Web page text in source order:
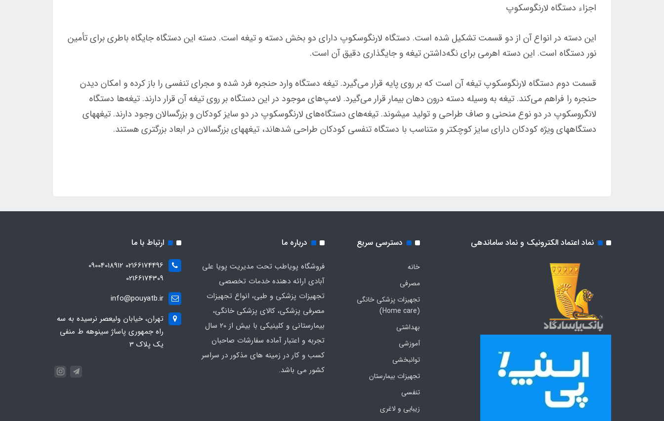
اجزاء دستگاه لارنگوسکوپ
این دسته در انواع آن از دو قسمت تشکیل شده است. دستگاه لارنگوسکوپ دارای دو بخش دسته و تیغه است. دسته این دستگاه جایگاه باطری برای تأمین
نور دستگاه است. این دسته اهرمی برای نگه‌داشتن تیغه و جایگذاری دقیق آن است.
قسمت دوم دستگاه لارنگوسکوپ تیغه آن است که بر روی پایه قرار می‌گیرد. تیغه دستگاه وارد حنجره فرد شده و مجرای تنفسی را باز کرده و امکان دیدن
حنجره را فراهم می‌کند. تیغه به وسیله دسته درون دهان بیمار قرار می‌گیرد. لامپ‌های موجود در این دستگاه بر روی تیغه آن قرار دارند. تیغه‌ها دستگاه
لانگروسکوپ در دو نوع منحنی و صاف طراحی و تولید می­شوند. تیغه‌های دستگاه‌های لارنگوسکوپ در دو سایز کودکان و بزرگسالان وجود دارند. تیغه­های
دستگاه­های ویژه کودکان دارای سایز کوچکتر و متناسب با دستگاه تنفسی کودکان طراحی شده­اند، تیغه­های بزرگسالان در ابعاد بزرگتری هستند.
نماد اعتماد الکترونیک و نماد ساماندهی دسترسی سریع
خانه
مصرفی
تجهیزات پزشکی خانگی
(Home care)
بهداشتی
آموزشی
توانبخشی
تجهیزات بیمارستان
تنفسی
زیبایی و لاغری
درباره ما
فروشگاه پویاطب تحت مدیریت پویا علی
آبادی ارائه دهنده خدمات تخصصی
تجهیزات پزشکی و طبی، انواع تجهیزات
مصرفی پزشکی، کالای پزشکی خانگی،
بیمارستانی و کلینیکی با بیش از 20 سال
تجربه و اعتبار آماده سفارشات صاحبان
کسب و کار در زمینه های مذکور در سراسر
کشور می باشد.
ارتباط با ما
02166174496 09004018912
02166174309
info@pouyatb.ir
تهران، خیابان ولیعصر نرسیده به سه
راه جمهوری پاساژ سینوهه ط منفی
یک پلاک 3